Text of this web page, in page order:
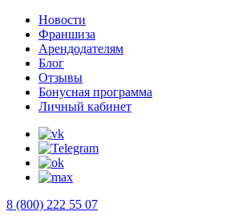
Новости
Франшиза
Арендодателям
Блог
Отзывы
Бонусная программа
Личный кабинет
8 (800) 222 55 07